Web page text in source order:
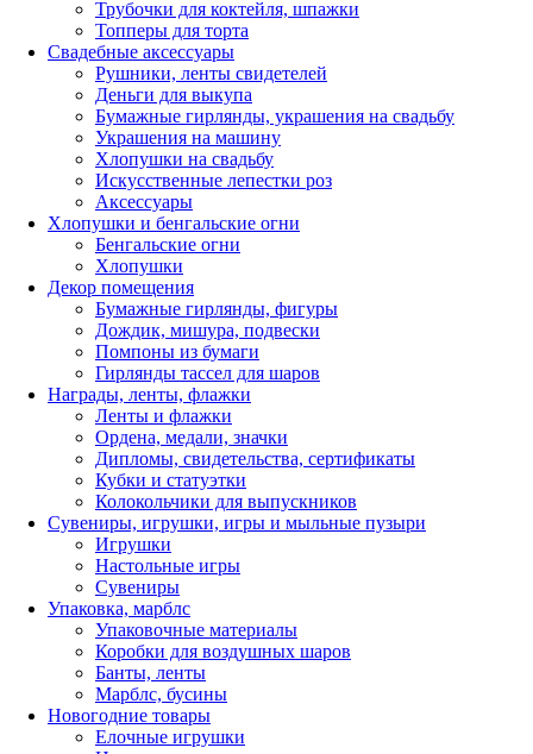
Трубочки для коктейля, шпажки
Топперы для торта
Свадебные аксессуары
Рушники, ленты свидетелей
Деньги для выкупа
Бумажные гирлянды, украшения на свадьбу
Украшения на машину
Хлопушки на свадьбу
Искусственные лепестки роз
Аксессуары
Хлопушки и бенгальские огни
Бенгальские огни
Хлопушки
Декор помещения
Бумажные гирлянды, фигуры
Дождик, мишура, подвески
Помпоны из бумаги
Гирлянды тассел для шаров
Награды, ленты, флажки
Ленты и флажки
Ордена, медали, значки
Дипломы, свидетельства, сертификаты
Кубки и статуэтки
Колокольчики для выпускников
Сувениры, игрушки, игры и мыльные пузыри
Игрушки
Настольные игры
Сувениры
Упаковка, марблс
Упаковочные материалы
Коробки для воздушных шаров
Банты, ленты
Марблс, бусины
Новогодние товары
Елочные игрушки